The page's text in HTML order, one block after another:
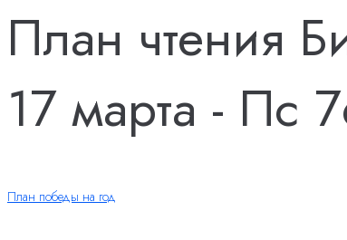
План чтения
17 марта - Пс
План победы на год